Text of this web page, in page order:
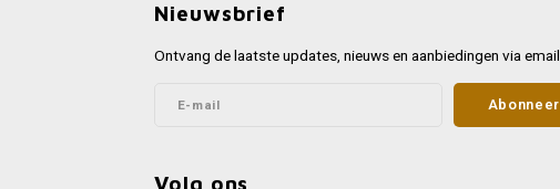
Nieuwsbrief
Ontvang de laatste updates, nieuws en aanbiedingen via email
Abonneer
Volg ons